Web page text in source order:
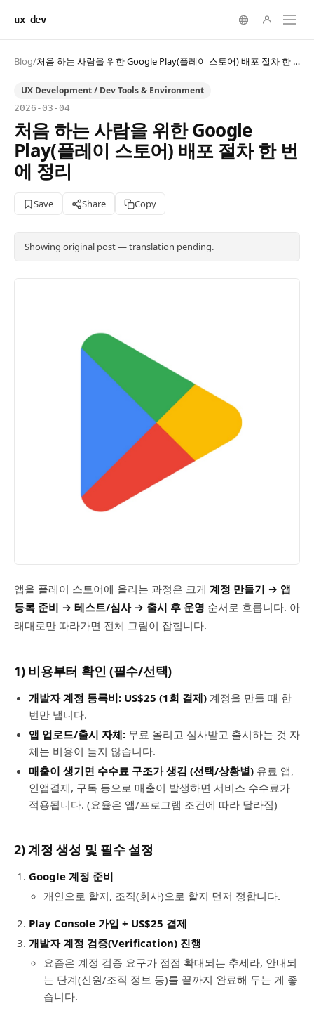
ux dev
Blog/ 처음 하는 사람을 위한 Google Play(플레이 스토어) 배포 절차 한 번에 정리
UX Development / Dev Tools & Environment
2026-03-04
처음 하는 사람을 위한 Google
Play(플레이 스토어) 배포 절차 한 번
에 정리
Save Share Copy
Showing original post — translation pending.
앱을 플레이 스토어에 올리는 과정은 크게 계정 만들기 → 앱
등록 준비 → 테스트/심사 → 출시 후 운영 순서로 흐릅니다. 아
래대로만 따라가면 전체 그림이 잡힙니다.
1) 비용부터 확인 (필수/선택)
개발자 계정 등록비: US$25 (1회 결제) 계정을 만들 때 한
번만 냅니다.
앱 업로드/출시 자체: 무료 올리고 심사받고 출시하는 것 자
체는 비용이 들지 않습니다.
매출이 생기면 수수료 구조가 생김 (선택/상황별) 유료 앱,
인앱결제, 구독 등으로 매출이 발생하면 서비스 수수료가
적용됩니다. (요율은 앱/프로그램 조건에 따라 달라짐)
2) 계정 생성 및 필수 설정
Google 계정 준비
개인으로 할지, 조직(회사)으로 할지 먼저 정합니다.
Play Console 가입 + US$25 결제
개발자 계정 검증(Verification) 진행
요즘은 계정 검증 요구가 점점 확대되는 추세라, 안내되
는 단계(신원/조직 정보 등)를 끝까지 완료해 두는 게 좋
습니다.